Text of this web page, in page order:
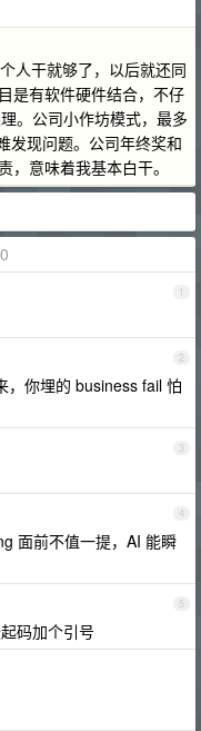
人干就够了，以后就还同
是有软件硬件结合，不仔
。公司小作坊模式，最多
发现问题。公司年终奖和
意味着我基本白干。
1
2
，你埋的 business fail 怕
3
4
面前不值一提，AI 能瞬
5
码加个引号